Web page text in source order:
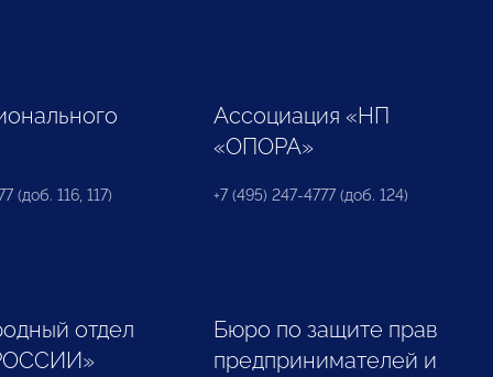
(доб. 116, 117)
Ассоциация «НП
«ОПОРА»
+7 (495) 247-4777 (доб. 124)
отдел
Бюро по защите прав
предпринимателей и